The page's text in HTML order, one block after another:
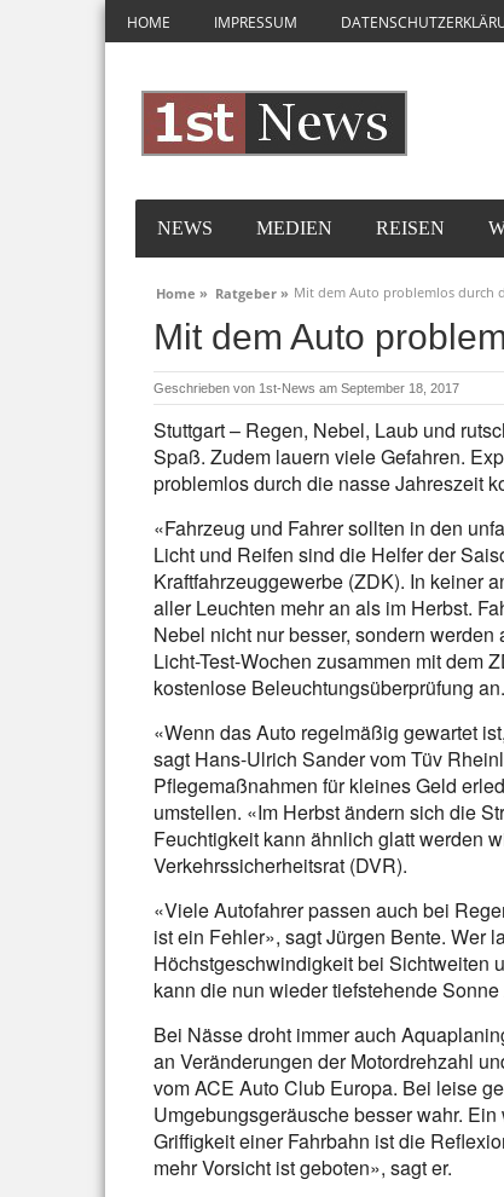
HOME IMPRESSUM
NEWS MEDIEN REISEN
Home » Ratgeber » Mit dem Auto problemlos durch
Mit dem Auto
Geschrieben von 1st-News am September 18, 2017
Stuttgart – Regen, Nebel, Laub und
Spaß. Zudem lauern viele Gefahren.
problemlos durch die nasse Jahreszeit
«Fahrzeug und Fahrer sollten in den
Licht und Reifen sind die Helfer der
Kraftfahrzeuggewerbe (ZDK). In keiner
aller Leuchten mehr an als im Herbst.
Nebel nicht nur besser, sondern
Licht-Test-Wochen zusammen mit dem
kostenlose Beleuchtungsüberprüfung an.
«Wenn das Auto regelmäßig gewartet
sagt Hans-Ulrich Sander vom Tüv
Pflegemaßnahmen für kleines Geld
umstellen. «Im Herbst ändern sich die
Feuchtigkeit kann ähnlich glatt werden
Verkehrssicherheitsrat (DVR).
«Viele Autofahrer passen auch bei
ist ein Fehler», sagt Jürgen Bente. Wer
Höchstgeschwindigkeit bei Sichtweiten
kann die nun wieder tiefstehende
Bei Nässe droht immer auch
an Veränderungen der Motordrehzahl
vom ACE Auto Club Europa. Bei leise
Umgebungsgeräusche besser wahr. Ein
Griffigkeit einer Fahrbahn ist die
mehr Vorsicht ist geboten», sagt er.